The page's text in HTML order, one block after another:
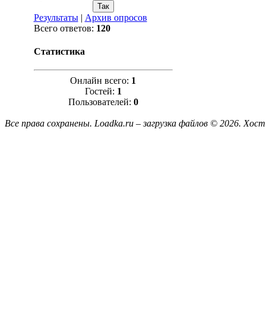
Результаты| Архив опросов
Всего ответов: 120
Статистика
Онлайн всего: 1
Гостей: 1
Пользователей: 0
Все права сохранены. Loadka.ru – загрузка файлов © 2026.